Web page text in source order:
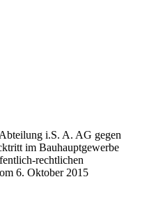
i.S. A. AG gegen
im Bauhauptgewerbe
rechtlichen
6. Oktober 2015